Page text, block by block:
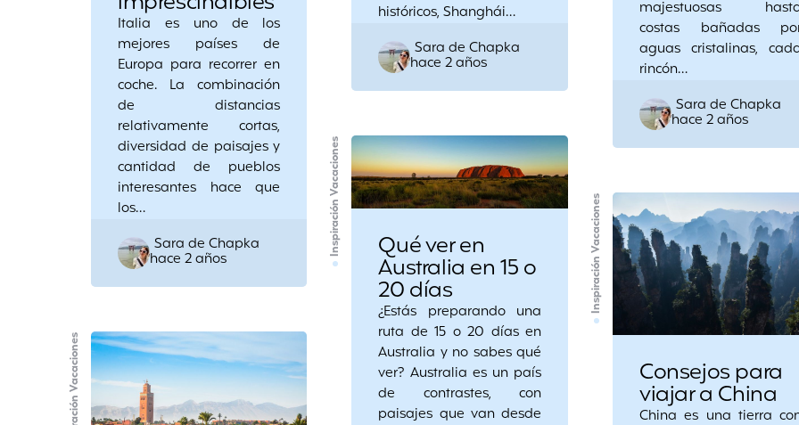
históricos, Shanghái…
Posted
by
Sara de Chapka
hace 2 años
majestuosas
costas bañadas
aguas cristalinas,
rincón…
Posted
by
Sara de Chapka
hace 2 años
Italia es uno de los
mejores países de
Europa para recorrer en
coche. La combinación
de distancias
relativamente cortas,
diversidad de paisajes y
cantidad de pueblos
interesantes hace que
los…
Posted
by
Sara de Chapka
hace 2 años
Inspiración Vacaciones Qué ver en
Australia en 15 o
20 días
¿Estás preparando una
ruta de 15 o 20 días en
Australia y no sabes qué
ver? Australia es un país
de contrastes, con
paisajes que van desde
Inspiración Vacaciones
Consejos para
viajar a China
China es una tierra
Inspiración Vacaciones